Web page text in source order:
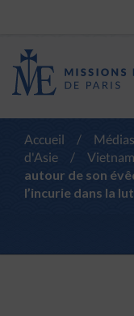
Accueil / Médias
d'Asie
/ Vietnam
autour de son
l’incurie dans la